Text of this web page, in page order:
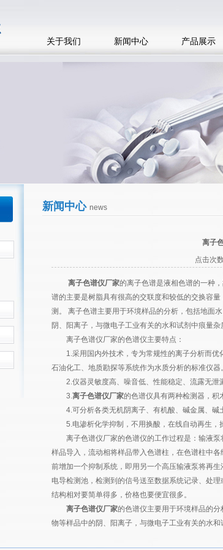
关于我们 新闻中心 产品展示
新闻中心 news
离子
点击次
离子色谱仪厂家的离子色谱是液相色谱的一种
谱的主要是树脂具有很高的交联度和较低的交换容
测。 离子色谱主要用于环境样品的分析，包括地面
阴、阳离子，与微电子工业有关的水和试剂中痕量杂
离子色谱仪厂家的色谱仪主要特点：
1.采用国内外技术，专为常规性的离子分析而优
石油化工、地质勘探等系统作为水质分析的标准仪器。
2.仪器灵敏度高、噪音低、性能稳定、流露无泄
3.离子色谱仪厂家的色谱仪具有两种检测器，积
4.可分析各类无机阴离子、有机酸、碱金属、碱
5.电渗析化学抑制，不用换酸，在线自动再生，
离子色谱仪厂家的色谱仪的工作过程是：输液泵
样品导入，流动相将样品带入色谱柱，在色谱柱中
前增加一个抑制系统，即用另一个高压输液泵将再
电导检测池，检测到的信号送至数据系统记录、处
结构相对要简单得多，价格也要便宜很多。
离子色谱仪厂家的色谱仪主要用于环境样品的
物等样品中的阴、阳离子，与微电子工业有关的水和